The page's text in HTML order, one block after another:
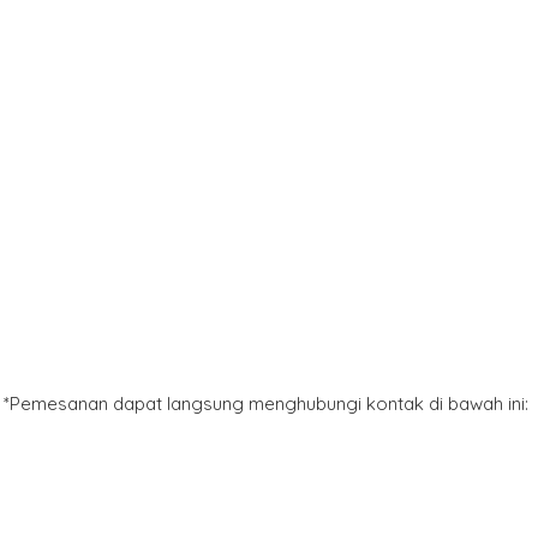
*Pemesanan dapat langsung menghubungi kontak di bawah ini: